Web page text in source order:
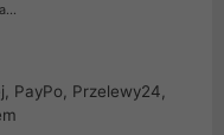
PayPo, Przelewy24,